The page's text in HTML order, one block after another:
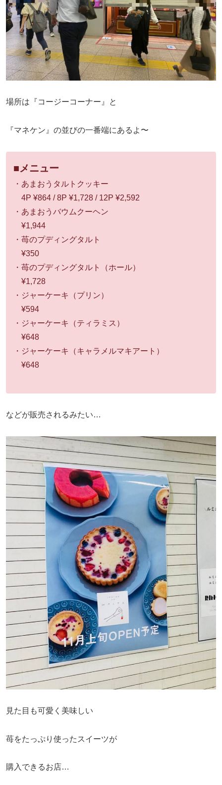
場所は『コージーコーナー』と
『マネケン』の並びの一番端にあるよ〜
■メニュー
・あまおうタルトクッキー
4P ¥864 / 8P ¥1,728 / 12P ¥2,592
・あまおうバウムクーヘン
¥1,944
・苺のプディングタルト
¥350
・苺のプディングタルト（ホール）
¥1,728
・ジャーケーキ（プリン）
¥594
・ジャーケーキ（ティラミス）
¥648
・ジャーケーキ（キャラメルマキアート）
¥648
などが販売されるみたい…
見た目も可愛く美味しい
苺をたっぷり使ったスイーツが
購入できるお店…